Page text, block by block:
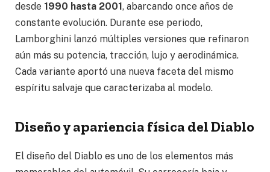
desde 1990 hasta 2001, abarcando once años de
constante evolución. Durante ese periodo,
Lamborghini lanzó múltiples versiones que refinaron
aún más su potencia, tracción, lujo y aerodinámica.
Cada variante aportó una nueva faceta del mismo
espíritu salvaje que caracterizaba al modelo.
Diseño y apariencia física del Diablo
El diseño del Diablo es uno de los elementos más